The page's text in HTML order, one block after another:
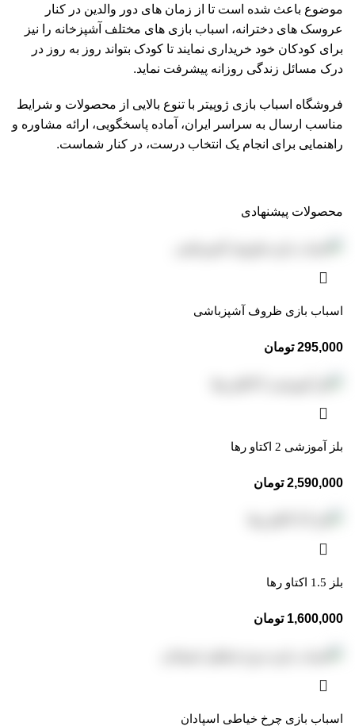
موضوع باعث شده است تا از زمان های دور والدین در کنار
عروسک های دخترانه، اسباب بازی های مختلف آشپزخانه را نیز
برای کودکان خود خریداری نمایند تا کودک بتواند روز به روز در
درک مسائل زندگی روزانه پیشرفت نماید.
فروشگاه اسباب بازی ژوپیتر با تنوع بالایی از محصولات و شرایط
مناسب ارسال به سراسر ایران، آماده پاسخگویی، ارائه مشاوره و
راهنمایی برای انجام یک انتخاب درست، در کنار شماست.
محصولات پیشنهادی
اسباب بازی ظروف آشپزباشی
295,000 تومان
بلز آموزشی 2 اکتاو رها
2,590,000 تومان
بلز 1.5 اکتاو رها
1,600,000 تومان
اسباب بازی چرخ خیاطی اسپادان